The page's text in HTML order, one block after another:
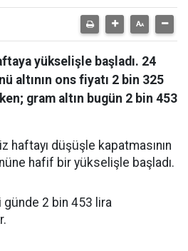
yükselişle başladı. 24
altının ons fiyatı 2 bin 325
gram altın bugün 2 bin 453
haftayı düşüşle kapatmasının
hafif bir yükselişle başladı.
günde 2 bin 453 lira